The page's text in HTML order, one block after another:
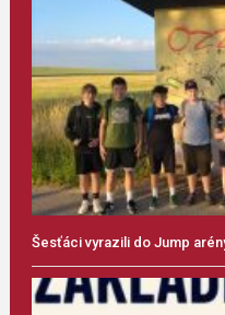
Šesťáci vyrazili do Jump